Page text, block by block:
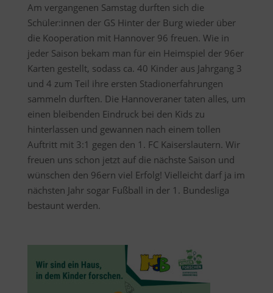
Am vergangenen Samstag durften sich die
Schüler:innen der GS Hinter der Burg wieder über
die Kooperation mit Hannover 96 freuen. Wie in
jeder Saison bekam man für ein Heimspiel der 96er
Karten gestellt, sodass ca. 40 Kinder aus Jahrgang 3
und 4 zum Teil ihre ersten Stadionerfahrungen
sammeln durften. Die Hannoveraner taten alles, um
einen bleibenden Eindruck bei den Kids zu
hinterlassen und gewannen nach einem tollen
Auftritt mit 3:1 gegen den 1. FC Kaiserslautern. Wir
freuen uns schon jetzt auf die nächste Saison und
wünschen den 96ern viel Erfolg! Vielleicht darf ja im
nächsten Jahr sogar Fußball in der 1. Bundesliga
bestaunt werden.